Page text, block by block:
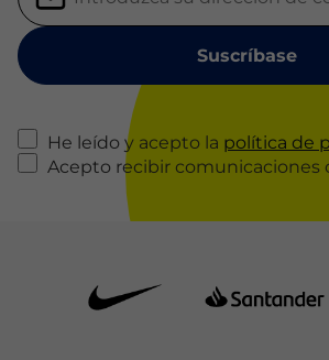
He leído y acepto la política de
Acepto recibir comunicaciones